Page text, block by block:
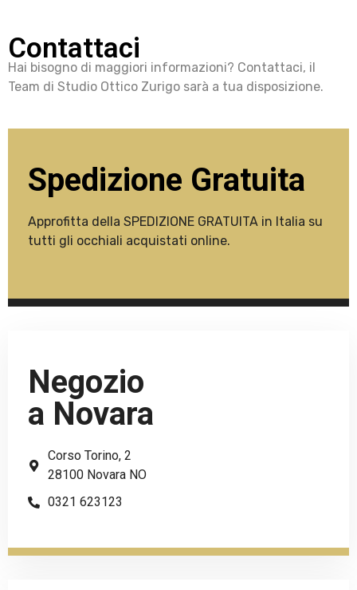
Contattaci
Hai bisogno di maggiori informazioni? Contattaci, il
Team di Studio Ottico Zurigo sarà a tua disposizione.
Spedizione Gratuita
Approfitta della SPEDIZIONE GRATUITA in Italia su
tutti gli occhiali acquistati online.
Negozio
a Novara
Corso Torino, 2
28100 Novara NO
0321 623123